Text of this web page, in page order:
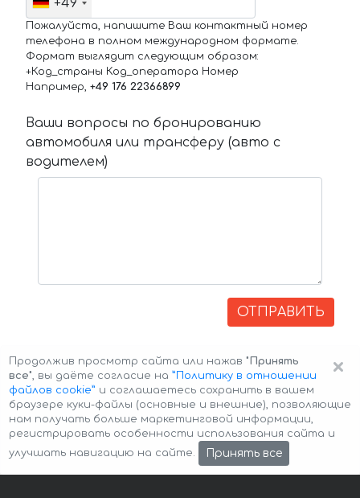
+49
Пожалуйста, напишите Ваш контактный номер
телефона в полном международном формате.
Формат выглядит следующим образом:
+Код_страны Код_оператора Номер
Например, +49 176 22366899
Ваши вопросы по бронированию
автомобиля или трансферу (авто с
водителем)
ОТПРАВИТЬ
Авторские права © 2026 Авто-Аренда Cookie Policy
×
Продолжив просмотр сайта или нажав "Принять
все", вы даёте согласие на ”Политику в отношении
файлов cookie” и соглашаетесь сохранить в вашем
браузере куки-файлы (основные и внешние), позволяющие
нам получать больше маркетинговой информации,
регистрировать особенности использования сайта и
улучшать навигацию на сайте.
Принять все